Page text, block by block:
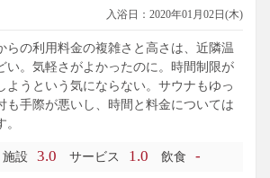
入浴日：2020年01月02日(木)
らの利用料金の複雑さと高さは、近隣温
い。気軽さがよかったのに。時間制限が
ようという気にならない。サウナもゆっ
も手際が悪いし、時間と料金については
施設 3.0 サービス 1.0 飲食 -